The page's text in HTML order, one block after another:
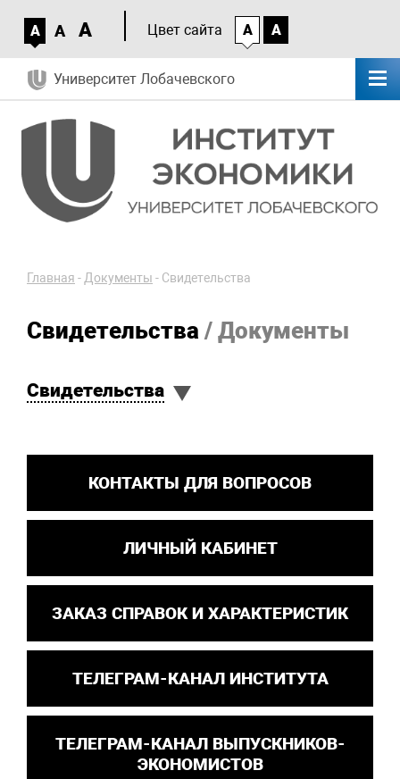
A A A Цвет сайта A A
Университет Лобачевского
Главная -Документы - Свидетельства
Свидетельства / Документы
Свидетельства
КОНТАКТЫ ДЛЯ ВОПРОСОВ
ЛИЧНЫЙ КАБИНЕТ
ЗАКАЗ СПРАВОК И ХАРАКТЕРИСТИК
ТЕЛЕГРАМ-КАНАЛ ИНСТИТУТА
ТЕЛЕГРАМ-КАНАЛ ВЫПУСКНИКОВ-
ЭКОНОМИСТОВ